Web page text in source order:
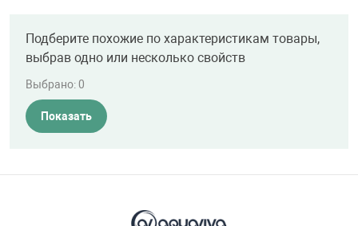
Подберите похожие по характеристикам товары,
выбрав одно или несколько свойств
Выбрано:0
Показать